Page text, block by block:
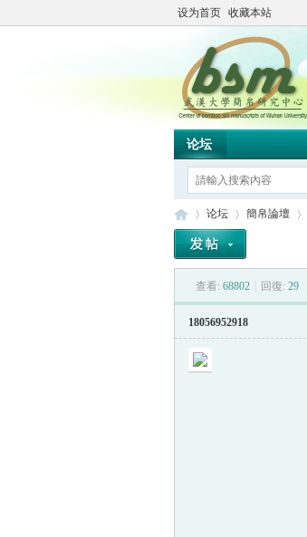
设为首页 收藏本站
论坛
论坛
›
簡帛論壇
›
查看: 68802 回復: 29
18056952918